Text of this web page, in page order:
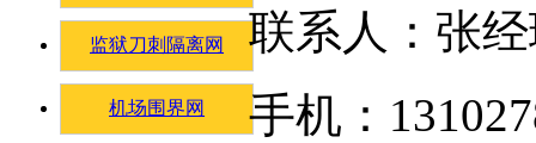
监狱刀刺隔离网
机场围界网
联系人：张
手机：